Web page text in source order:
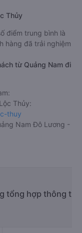
Thủy
điểm trung bình là
hàng đã trải nghiệm
từ Quảng Nam đi
Thủy:
thuy
Nam Đô Lương -
tổng hợp thông tin